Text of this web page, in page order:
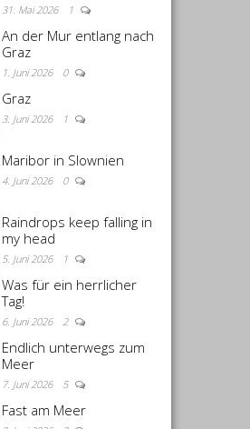
31. Mai 2026 1
An der Mur entlang nach
Graz
1. Juni 2026 0
Graz
3. Juni 2026 1
Maribor in Slownien
4. Juni 2026 0
Raindrops keep falling in
my head
5. Juni 2026 1
Was für ein herrlicher
Tag!
6. Juni 2026 2
Endlich unterwegs zum
Meer
7. Juni 2026 5
Fast am Meer